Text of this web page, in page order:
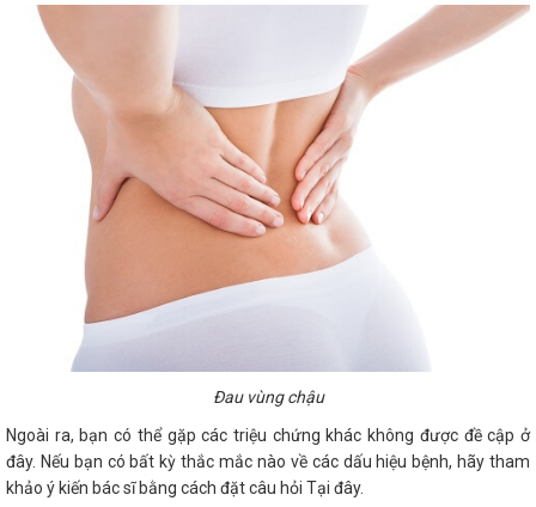
Đau vùng chậu
Ngoài ra, bạn có thể gặp các triệu chứng khác không được đề cập ở
đây. Nếu bạn có bất kỳ thắc mắc nào về các dấu hiệu bệnh, hãy tham
khảo ý kiến bác sĩ bằng cách đặt câu hỏi Tại đây.